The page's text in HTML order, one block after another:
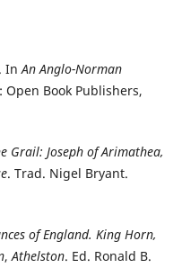
InAn Anglo-Norman
Open Book Publishers,
Grail: Joseph of Arimathea,
. Trad. Nigel Bryant.
of England. King Horn,
,Athelston. Ed. Ronald B.